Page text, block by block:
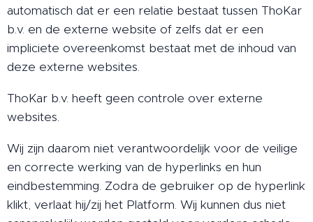
automatisch dat er een relatie bestaat tussen ThoKar
b.v. en de externe website of zelfs dat er een
impliciete overeenkomst bestaat met de inhoud van
deze externe websites.
ThoKar b.v. heeft geen controle over externe
websites.
Wij zijn daarom niet verantwoordelijk voor de veilige
en correcte werking van de hyperlinks en hun
eindbestemming. Zodra de gebruiker op de hyperlink
klikt, verlaat hij/zij het Platform. Wij kunnen dus niet